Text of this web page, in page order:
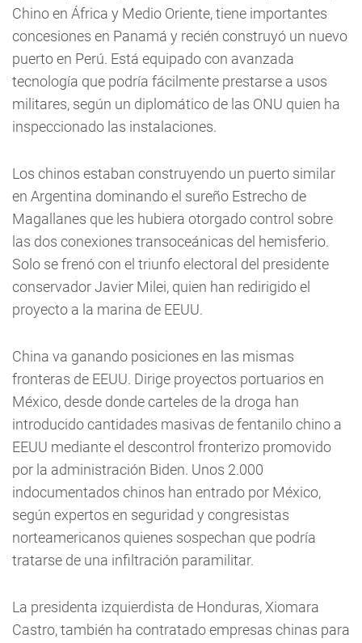
Chino en África y Medio Oriente, tiene importantes
concesiones en Panamá y recién construyó un nuevo
puerto en Perú. Está equipado con avanzada
tecnología que podría fácilmente prestarse a usos
militares, según un diplomático de las ONU quien ha
inspeccionado las instalaciones.
Los chinos estaban construyendo un puerto similar
en Argentina dominando el sureño Estrecho de
Magallanes que les hubiera otorgado control sobre
las dos conexiones transoceánicas del hemisferio.
Solo se frenó con el triunfo electoral del presidente
conservador Javier Milei, quien han redirigido el
proyecto a la marina de EEUU.
China va ganando posiciones en las mismas
fronteras de EEUU. Dirige proyectos portuarios en
México, desde donde carteles de la droga han
introducido cantidades masivas de fentanilo chino a
EEUU mediante el descontrol fronterizo promovido
por la administración Biden. Unos 2.000
indocumentados chinos han entrado por México,
según expertos en seguridad y congresistas
norteamericanos quienes sospechan que podría
tratarse de una infiltración paramilitar.
La presidenta izquierdista de Honduras, Xiomara
Castro, también ha contratado empresas chinas para